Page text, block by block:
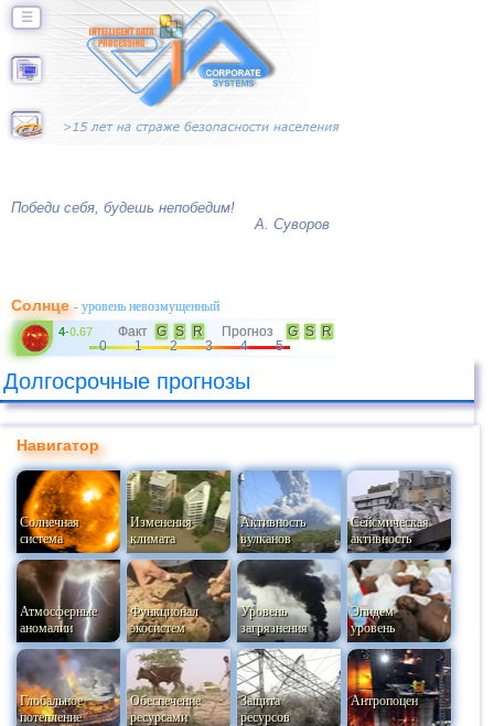
☰
Победи себя, будешь непобедим!
А. Суворов
Солнце- уровень невозмущенный
4-0.67 Факт G S R Прогноз G S
R
0
1 2 3 4 5
Долгосрочные прогнозы
Навигатор
Солнечная
система
Изменения
климата
Активность
вулканов
Сейсмическая
активность
Атмосферные
аномалии
Функционал
экосистем
Уровень
загрязнения
Эпидем
уровень
Глобальное
потепление
Обеспечение
ресурсами
Защита
ресурсов
Антропоцен